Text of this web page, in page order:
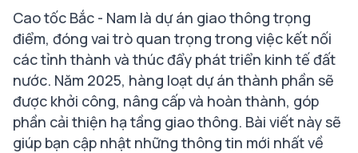
Cao tốc Bắc - Nam là dự án giao thông trọng
điểm, đóng vai trò quan trọng trong việc kết nối
các tỉnh thành và thúc đẩy phát triển kinh tế đất
nước. Năm 2025, hàng loạt dự án thành phần sẽ
được khởi công, nâng cấp và hoàn thành, góp
phần cải thiện hạ tầng giao thông. Bài viết này sẽ
giúp bạn cập nhật những thông tin mới nhất về